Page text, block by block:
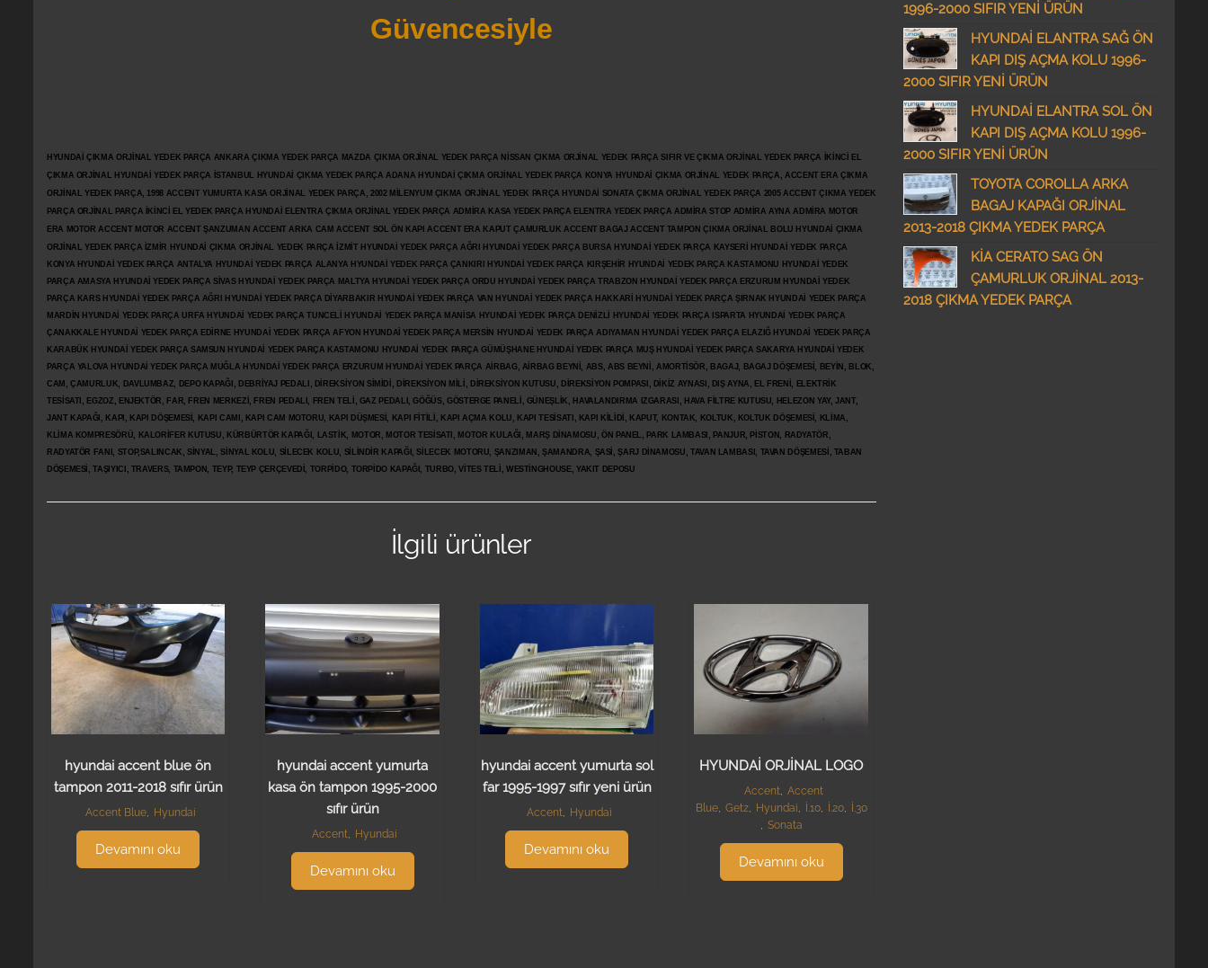
Güvencesiyle
HYUNDAİ ÇIKMA ORJİNAL YEDEK PARÇA ANKARA ÇIKMA YEDEK PARÇA MAZDA ÇIKMA ORJİNAL YEDEK PARÇA NİSSAN ÇIKMA ORJİNAL YEDEK PARÇA SIFIR VE ÇIKMA ORJİNAL YEDEK PARÇA İKİNCİ EL
ÇIKMA ORJİNAL HYUNDAİ YEDEK PARÇA İSTANBUL HYUNDAİ ÇIKMA YEDEK PARÇA ADANA HYUNDAİ ÇIKMA ORJİNAL YEDEK PARÇA KONYA HYUNDAİ ÇIKMA ORJİNAL YEDEK PARÇA, ACCENT ERA ÇIKMA
ORJİNAL YEDEK PARÇA, 1998 ACCENT YUMURTA KASA ORJİNAL YEDEK PARÇA, 2002 MİLENYUM ÇIKMA ORJİNAL YEDEK PARÇA HYUNDAİ SONATA ÇIKMA ORJİNAL YEDEK PARÇA 2005 ACCENT ÇIKMA YEDEK
PARÇA ORJİNAL PARÇA İKİNCİ EL YEDEK PARÇA HYUNDAİ ELENTRA ÇIKMA ORJİNAL YEDEK PARÇA ADMİRA KASA YEDEK PARÇA ELENTRA YEDEK PARÇA ADMİRA STOP ADMİRA AYNA ADMİRA MOTOR
ERA MOTOR ACCENT MOTOR ACCENT ŞANZUMAN ACCENT ARKA CAM ACCENT SOL ÖN KAPI ACCENT ERA KAPUT ÇAMURLUK ACCENT BAGAJ ACCENT TAMPON ÇIKMA ORJİNAL BOLU HYUNDAİ ÇIKMA
ORJİNAL YEDEK PARÇA İZMİR HYUNDAİ ÇIKMA ORJİNAL YEDEK PARÇA İZMİT HYUNDAİ YEDEK PARÇA AĞRI HYUNDAİ YEDEK PARÇA BURSA HYUNDAİ YEDEK PARÇA KAYSERİ HYUNDAİ YEDEK PARÇA
KONYA HYUNDAİ YEDEK PARÇA ANTALYA HYUNDAİ YEDEK PARÇA ALANYA HYUNDAİ YEDEK PARÇA ÇANKIRI HYUNDAİ YEDEK PARÇA KIRŞEHİR HYUNDAİ YEDEK PARÇA KASTAMONU HYUNDAİ YEDEK
PARÇA AMASYA HYUNDAİ YEDEK PARÇA SİVAS HYUNDAİ YEDEK PARÇA MALTYA HYUNDAİ YEDEK PARÇA ORDU HYUNDAİ YEDEK PARÇA TRABZON HYUNDAİ YEDEK PARÇA ERZURUM HYUNDAİ YEDEK
PARÇA KARS HYUNDAİ YEDEK PARÇA AĞRI HYUNDAİ YEDEK PARÇA DİYARBAKIR HYUNDAİ YEDEK PARÇA VAN HYUNDAİ YEDEK PARÇA HAKKARİ HYUNDAİ YEDEK PARÇA ŞIRNAK HYUNDAİ YEDEK PARÇA
MARDİN HYUNDAİ YEDEK PARÇA URFA HYUNDAİ YEDEK PARÇA TUNCELİ HYUNDAİ YEDEK PARÇA MANİSA HYUNDAİ YEDEK PARÇA DENİZLİ HYUNDAİ YEDEK PARÇA ISPARTA HYUNDAİ YEDEK PARÇA
ÇANAKKALE HYUNDAİ YEDEK PARÇA EDİRNE HYUNDAİ YEDEK PARÇA AFYON HYUNDAİ YEDEK PARÇA MERSİN HYUNDAİ YEDEK PARÇA ADIYAMAN HYUNDAİ YEDEK PARÇA ELAZIĞ HYUNDAİ YEDEK PARÇA
KARABÜK HYUNDAİ YEDEK PARÇA SAMSUN HYUNDAİ YEDEK PARÇA KASTAMONU HYUNDAİ YEDEK PARÇA GÜMÜŞHANE HYUNDAİ YEDEK PARÇA MUŞ HYUNDAİ YEDEK PARÇA SAKARYA HYUNDAİ YEDEK
PARÇA YALOVA HYUNDAİ YEDEK PARÇA MUĞLA HYUNDAİ YEDEK PARÇA ERZURUM HYUNDAİ YEDEK PARÇA AİRBAG, AİRBAG BEYNİ, ABS, ABS BEYNİ, AMORTİSÖR, BAGAJ, BAGAJ DÖŞEMESİ, BEYİN, BLOK,
CAM, ÇAMURLUK, DAVLUMBAZ, DEPO KAPAĞI, DEBRİYAJ PEDALI, DİREKSİYON SİMİDİ, DİREKSİYON MİLİ, DİREKSİYON KUTUSU, DİREKSİYON POMPASI, DİKİZ AYNASI, DIŞ AYNA, EL FRENİ, ELEKTRİK
TESİSATI, EGZOZ, ENJEKTÖR, FAR, FREN MERKEZİ, FREN PEDALI, FREN TELİ, GAZ PEDALI, GÖĞÜS, GÖSTERGE PANELİ, GÜNEŞLİK, HAVALANDIRMA IZGARASI, HAVA FİLTRE KUTUSU, HELEZON YAY, JANT,
JANT KAPAĞI, KAPI, KAPI DÖŞEMESİ, KAPI CAMI, KAPI CAM MOTORU, KAPI DÜŞMESİ, KAPI FİTİLİ, KAPI AÇMA KOLU, KAPI TESİSATI, KAPI KİLİDİ, KAPUT, KONTAK, KOLTUK, KOLTUK DÖŞEMESİ, KLİMA,
KLİMA KOMPRESÖRÜ, KALORİFER KUTUSU, KÜRBÜRTÖR KAPAĞI, LASTİK, MOTOR, MOTOR TESİSATI, MOTOR KULAĞI, MARŞ DİNAMOSU, ÖN PANEL, PARK LAMBASI, PANJUR, PİSTON, RADYATÖR,
RADYATÖR FANI, STOP,SALINCAK, SİNYAL, SİNYAL KOLU, SİLECEK KOLU, SİLİNDİR KAPAĞI, SİLECEK MOTORU, ŞANZIMAN, ŞAMANDRA, ŞASİ, ŞARJ DİNAMOSU, TAVAN LAMBASI, TAVAN DÖŞEMESİ, TABAN
DÖŞEMESİ, TAŞIYICI, TRAVERS, TAMPON, TEYP, TEYP ÇERÇEVEDİ, TORPİDO, TORPİDO KAPAĞI, TURBO, VİTES TELİ, WESTİNGHOUSE, YAKIT DEPOSU
İlgili ürünler
hyundai accent blue ön
tampon 2011-2018 sıfır ürün
Accent Blue, Hyundai
Devamını oku
hyundai accent yumurta
kasa ön tampon 1995-2000
sıfır ürün
Accent, Hyundai
Devamını oku
hyundai accent yumurta sol
far 1995-1997 sıfır yeni ürün
Accent, Hyundai
Devamını oku
HYUNDAİ ORJİNAL LOGO
Accent, Accent
Blue, Getz, Hyundai, İ.10, İ.20,
İ.30
, Sonata
Devamını oku
1996-2000 SIFIR YENİ ÜRÜN
HYUNDAİ ELANTRA SAĞ ÖN
KAPI DIŞ AÇMA KOLU 1996-
2000 SIFIR YENİ ÜRÜN
HYUNDAİ ELANTRA SOL ÖN
KAPI DIŞ AÇMA KOLU 1996-
2000 SIFIR YENİ ÜRÜN
TOYOTA COROLLA ARKA
BAGAJ KAPAĞI ORJİNAL
2013-2018 ÇIKMA YEDEK PARÇA
KİA CERATO SAG ÖN
ÇAMURLUK ORJİNAL 2013-
2018 ÇIKMA YEDEK PARÇA